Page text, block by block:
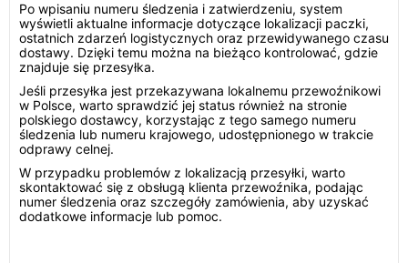
Po wpisaniu numeru śledzenia i zatwierdzeniu, system
wyświetli aktualne informacje dotyczące lokalizacji paczki,
ostatnich zdarzeń logistycznych oraz przewidywanego czasu
dostawy. Dzięki temu można na bieżąco kontrolować, gdzie
znajduje się przesyłka.
Jeśli przesyłka jest przekazywana lokalnemu przewoźnikowi
w Polsce, warto sprawdzić jej status również na stronie
polskiego dostawcy, korzystając z tego samego numeru
śledzenia lub numeru krajowego, udostępnionego w trakcie
odprawy celnej.
W przypadku problemów z lokalizacją przesyłki, warto
skontaktować się z obsługą klienta przewoźnika, podając
numer śledzenia oraz szczegóły zamówienia, aby uzyskać
dodatkowe informacje lub pomoc.